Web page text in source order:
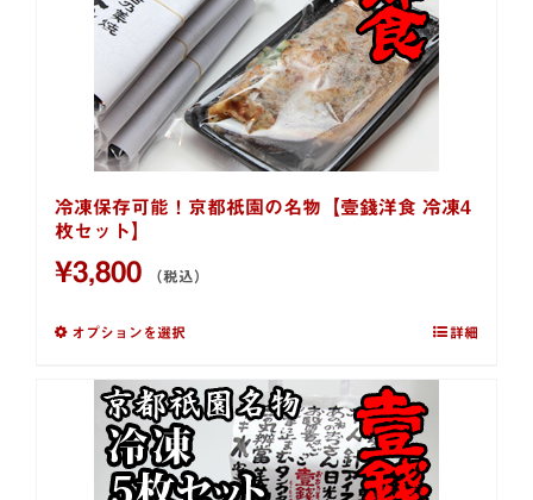
冷凍保存可能！京都祇園の名物【壹錢洋食 冷凍4
枚セット】
¥3,800 （税込）
オプションを選択 詳細